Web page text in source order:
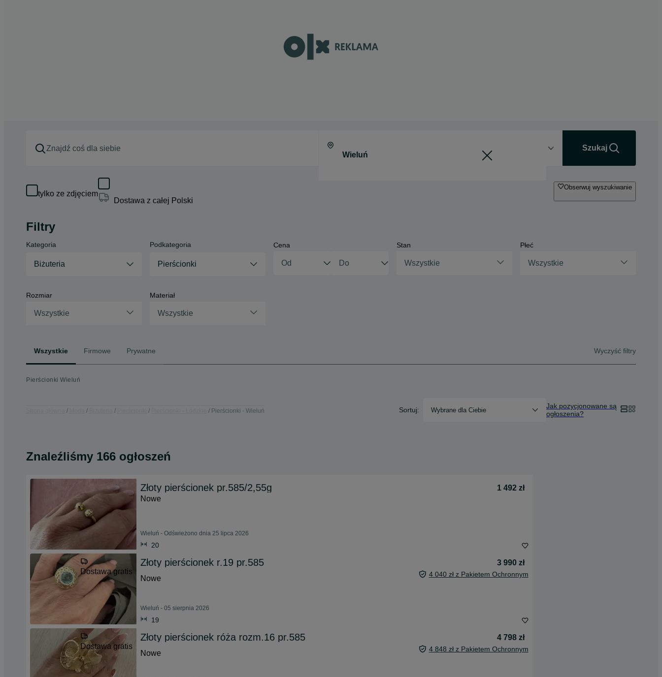
Szukaj
tylko ze zdjęciem
Dostawa z całej Polski
Obserwuj wyszukiwanie
Filtry
Kategoria
Biżuteria
Podkategoria
Pierścionki
Cena Stan
Wszystkie
Płeć
Wszystkie
Rozmiar
Wszystkie
Materiał
Wszystkie
Wszystkie Firmowe Prywatne Wyczyść filtry
Pierścionki Wieluń
Pierścionki - Wieluń Sortuj: Wybrane dla Ciebie
Jak pozycjonowane są
ogłoszenia?
Znaleźliśmy 166 ogłoszeń
Złoty pierścionek pr.585/2,55g
1 492 zł
Nowe
Wieluń - Odświeżono dnia 25 lipca 2026
20
Dostawa gratis
Złoty pierścionek r.19 pr.585
3 990 zł
Nowe
4 040 zł z Pakietem Ochronnym
Wieluń - 05 sierpnia 2026
19
Dostawa gratis
Złoty pierścionek róża rozm.16 pr.585
4 798 zł
Nowe
4 848 zł z Pakietem Ochronnym